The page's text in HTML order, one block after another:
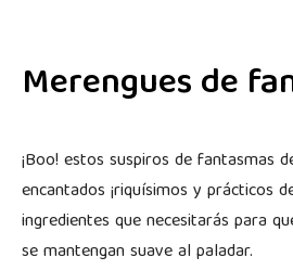
Merengues de
¡Boo! estos suspiros de fantasmas
encantados ¡riquísimos y prácticos
ingredientes que necesitarás para
se mantengan suave al paladar.